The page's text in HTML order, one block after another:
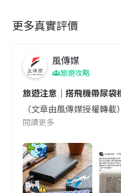
更多真實評價
風傳媒
旅遊攻略
旅遊注意｜搭飛機帶尿
（文章由風傳媒授權轉
閱讀更多